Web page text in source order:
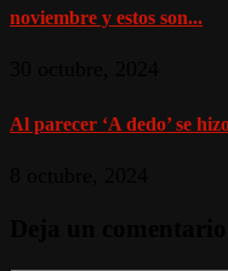
noviembre y estos son...
Al parecer ‘A dedo’ se